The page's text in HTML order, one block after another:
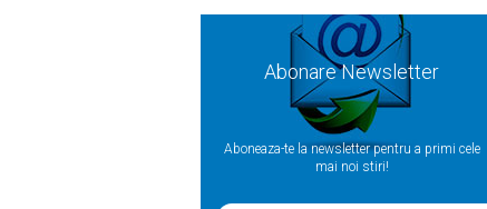
Abonare Newsletter
Aboneaza-te la newsletter pentru a primi cele
mai noi stiri!